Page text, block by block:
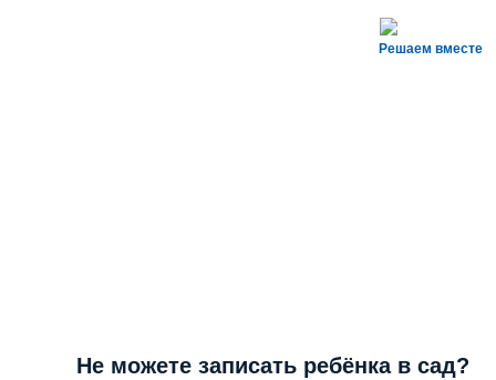
Решаем вместе
Не можете записать ребёнка в сад?